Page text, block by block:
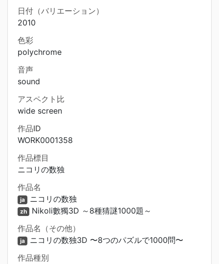
日付（バリエーション）
2010
色彩
polychrome
音声
sound
アスペクト比
wide screen
作品ID
WORK0001358
作品標目
ニコリの数独
作品名
ja ニコリの数独
zh Nikoli數獨3D ～8種猜謎1000題～
作品名（その他）
ja ニコリの数独3D 〜8つのパズルで1000問〜
作品種別